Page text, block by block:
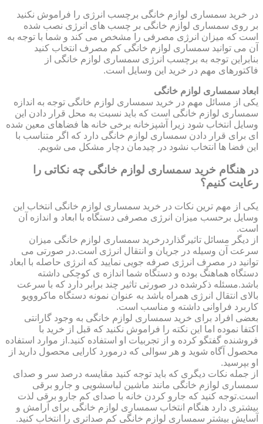
در خرید سمساری لوازم خانگی برچسب انرژی را فراموش نکنید
بر روی سمساری لوازم خانگی بر چسب های انرژی نصب شده
است که میزان انرژی مصرفی را مشخص می کند و شما با توجه به
آن می توانید سمساری لوازم خانگی کم مصرف انتخاب کنید
بنابراین توجه به برچسب انرژی سمساری لوازم خانگی از
فاکتورهای مهم در خرید این وسایل است.
ابعاد سمساری لوازم خانگی
یکی از مسائل مهم در خرید سمساری لوازم خانگی توجه به اندازه
سمساری لوازم خانگی است که باید نسبت به محل قرار دادن این
وسایل انتخاب شود زیرا آشپزخانه برخی خانه ها فضاهای معین شده
ای برای قرار دادن سمساری لوازم خانگی دارد که اگر متناسب با
این فضا ها انتخاب نشود در چیدمان دچار مشکل می شویم.
در هنگام خرید سمساری لوازم خانگی چه نکاتی را
رعایت کنیم؟
یکی از مهم ترین نکات در خرید سمساری لوازم خانگی انتخاب این
وسایل برحسب میزان انرژی مصرفی دستگاه با ابعاد و اندازه آن
است.
از دیگر مسائل تاثیرگذاردرخرید سمساری لوازم خانگی میزان
سرعت آن وسیله در جریان و انتقال انرژی است.در صورتی می
توانید در مصرف انرژی صرفه جویی نمایید که انرژی حاصله با ابعاد
دستگاه هماهنگ بوده و دستگاه شما اندازه ی کوچکی داشته
باشد.مسئله ذکرشده در صورتی تاثیر چند برابر دارد که با سرعت
بالای انتقال انرژی همراه باشد به عنوان نمونه دستگاه ماکروویو
کاربرد فراوانی داشته و مناسب است.
بعضی افراد برای خرید سمساری لوازم خانگی به وجود گارانتی
اکتفا نموده اما این نکته را فراموش نکنید که قبل از خرید با
فروشنده گفتگو کرده و از تجربیات او استفاده کنید.از موارد استفاده
محصول آگاه شوید و هر سوالی که درمورد کارایی محصول دارید از
او بپرسید.
از جمله نکات دیگری که باید توجه کنید مقایسه درصد سر و صدای
سمساری لوازم خانگی مانند ماشین لباسشویی و جارو برقی
است.توجه کنید که جارو کردن خانه با صدای کم جارو برقی لذت
بیشتری دارد هنگام انتخاب سمساری لوازم خانگی برای آرامش و
آسایش بیشتر سمساری لوازم خانگی کم صداتری را انتخاب کنید.